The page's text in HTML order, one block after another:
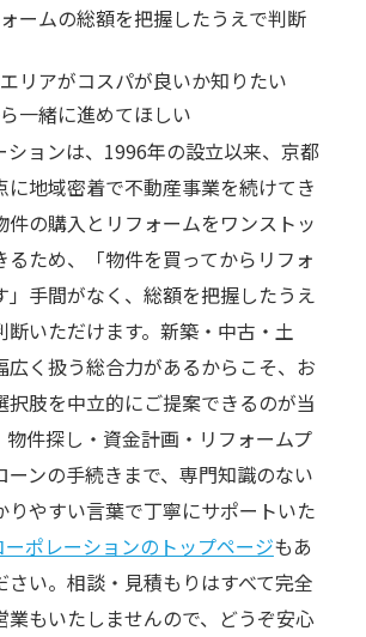
ームの総額を把握したうえで判断
リアがコスパが良いか知りたい
一緒に進めてほしい
ションは、1996年の設立以来、京都
に地域密着で不動産事業を続けてき
件の購入とリフォームをワンストッ
るため、「物件を買ってからリフォ
」手間がなく、総額を把握したうえ
断いただけます。新築・中古・土
広く扱う総合力があるからこそ、お
択肢を中立的にご提案できるのが当
物件探し・資金計画・リフォームプ
ーンの手続きまで、専門知識のない
りやすい言葉で丁寧にサポートいた
ーポレーションのトップページもあ
さい。相談・見積もりはすべて完全
業もいたしませんので、どうぞ安心